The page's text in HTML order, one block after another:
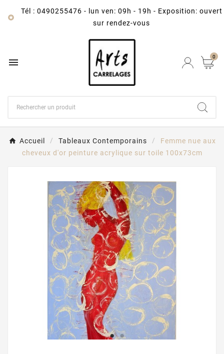

Tél : 0490255476 -
lun ven: 09h - 19h - Exposition: ouvert
sur rendez-vous
 0
Accueil Tableaux Contemporains
Femme nue aux
cheveux d'or peinture acrylique sur toile 100x73cm